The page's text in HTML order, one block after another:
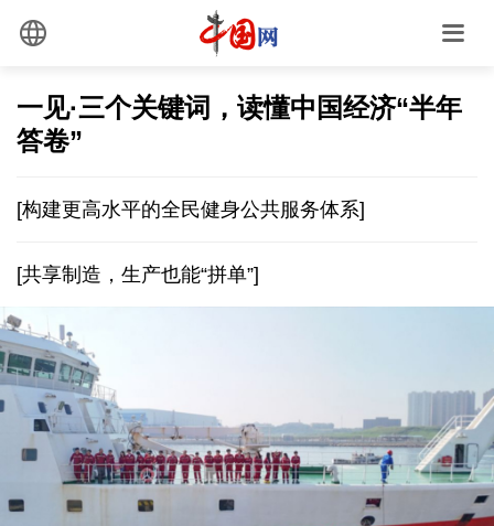
一见·三个关键词，读懂中国经济“半年
答卷”
[构建更高水平的全民健身公共服务体系]
[共享制造，生产也能“拼单”]